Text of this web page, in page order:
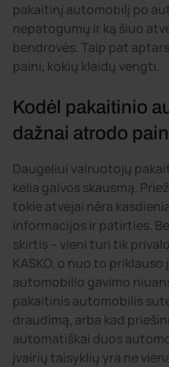
pakaitinį automobilį po
nepatogumų ir ką šiuo
bendrovės. Taip pat
paini, kokių klaidų vengti.
Kodėl pakaitinio
dažnai atrodo
Daugeliui vairuotojų
kelia galvos skausmą.
tokie atvejai nėra
informacijos ir patirties.
skirtis – vieni turi tik
KASKO, o nuo to
automobilio gavimo
pakaitinis automobilis
draudimą, arba kad
automatiškai duos
įvairių taisyklių yra ne